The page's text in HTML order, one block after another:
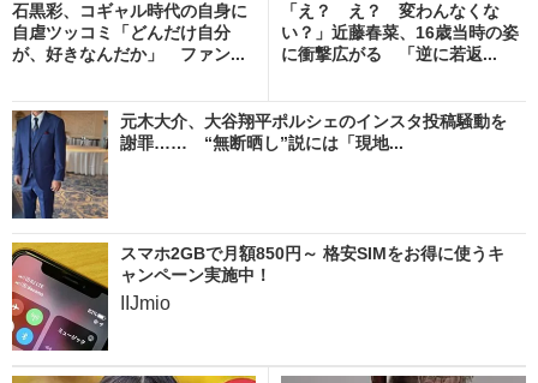
石黒彩、コギャル時代の自身に
自虐ツッコミ「どんだけ自分
が、好きなんだか」 ファン...
「え？ え？ 変わんなくな
い？」近藤春菜、16歳当時の姿
に衝撃広がる 「逆に若返...
元木大介、大谷翔平ポルシェのインスタ投稿騒動を
謝罪…… “無断晒し”説には「現地...
スマホ2GBで月額850円～ 格安SIMをお得に使うキ
ャンペーン実施中！
IIJmio